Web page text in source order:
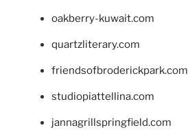
oakberry-kuwait.com
quartzliterary.com
friendsofbroderickpark.com
studiopiattellina.com
jannagrillspringfield.com